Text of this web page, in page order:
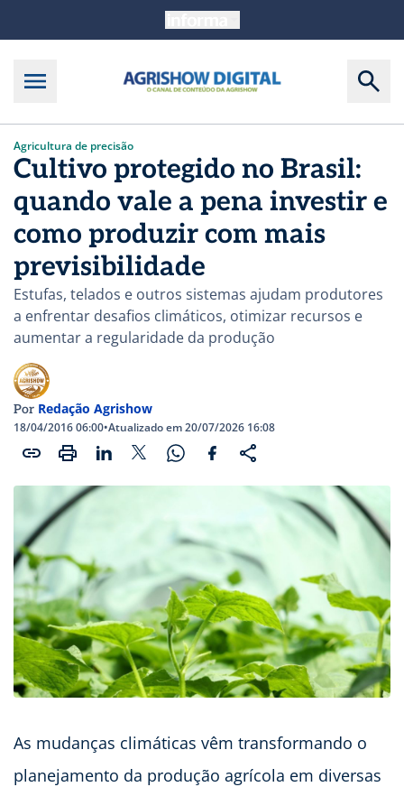
Agricultura de precisão
Cultivo protegido no Brasil:
quando vale a pena investir e
como produzir com mais
previsibilidade
Estufas, telados e outros sistemas ajudam produtores
a enfrentar desafios climáticos, otimizar recursos e
aumentar a regularidade da produção
Por Redação Agrishow
18/04/2016 06:00•Atualizado em 20/07/2026 16:08
As mudanças climáticas vêm transformando o
planejamento da produção agrícola em diversas